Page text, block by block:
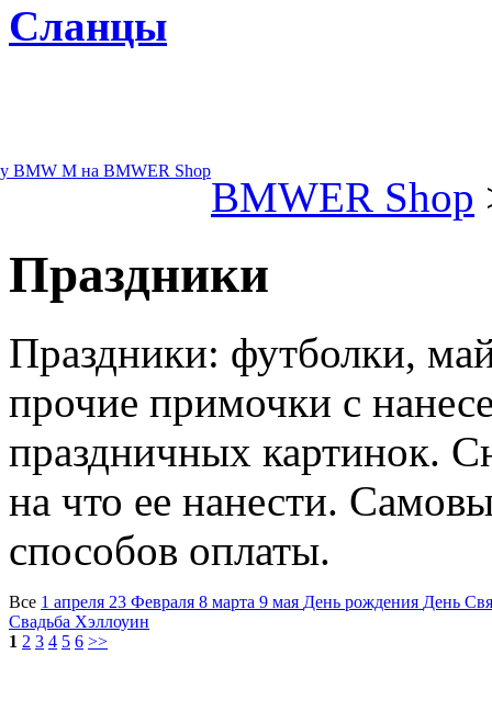
Сланцы
BMWER Shop
Праздники
Праздники: футболки,
прочие примочки с
праздничных картинок.
на что ее нанести.
способов оплаты.
Все 1 апреля 23 Февраля 8 марта 9 мая День рождения День
Свадьба Хэллоуин
1 2 3 4 5 6 >>